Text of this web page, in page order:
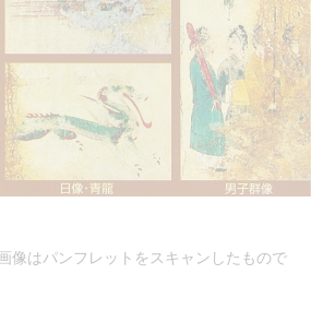
像はパンフレットをスキャンしたもので